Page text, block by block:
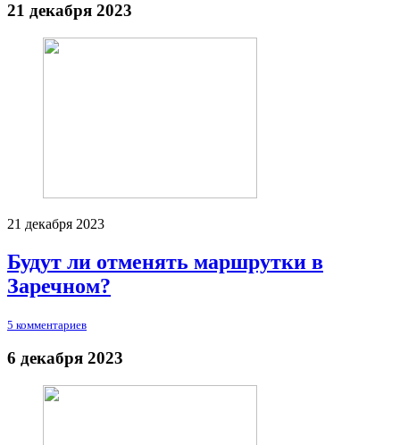
21 декабря 2023
21 декабря 2023
Будут ли отменять маршрутки в
Заречном?
5 комментариев
6 декабря 2023